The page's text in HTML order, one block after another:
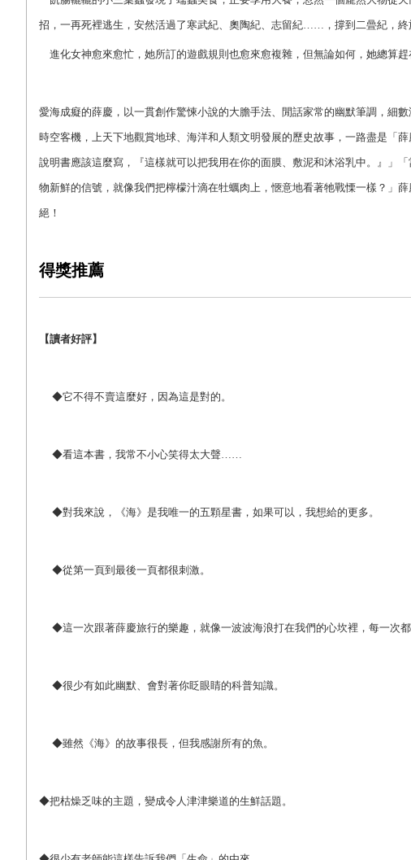
招，一再死裡逃生，安然活過了寒武紀、奧陶紀、志留紀……，撐到二曡紀，終
進化女神愈來愈忙，她所訂的遊戲規則也愈來愈複雜，但無論如何，她總算
愛海成癡的薛慶，以一貫創作驚悚小說的大膽手法、閒話家常的幽默筆調，細
時空客機，上天下地觀賞地球、海洋和人類文明發展的歷史故事，一路盡是「
說明書應該這麼寫，『這樣就可以把我用在你的面膜、敷泥和沐浴乳中。』」
物新鮮的信號，就像我們把檸檬汁滴在牡蠣肉上，愜意地看著牠戰慄一樣？」
絕！
得獎推薦
【讀者好評】
◆它不得不賣這麼好，因為這是對的。
◆看這本書，我常不小心笑得太大聲……
◆對我來說，《海》是我唯一的五顆星書，如果可以，我想給的更多。
◆從第一頁到最後一頁都很刺激。
◆這一次跟著薛慶旅行的樂趣，就像一波波海浪打在我們的心坎裡，每一次都
◆很少有如此幽默、會對著你眨眼睛的科普知識。
◆雖然《海》的故事很長，但我感謝所有的魚。
◆把枯燥乏味的主題，變成令人津津樂道的生鮮話題。